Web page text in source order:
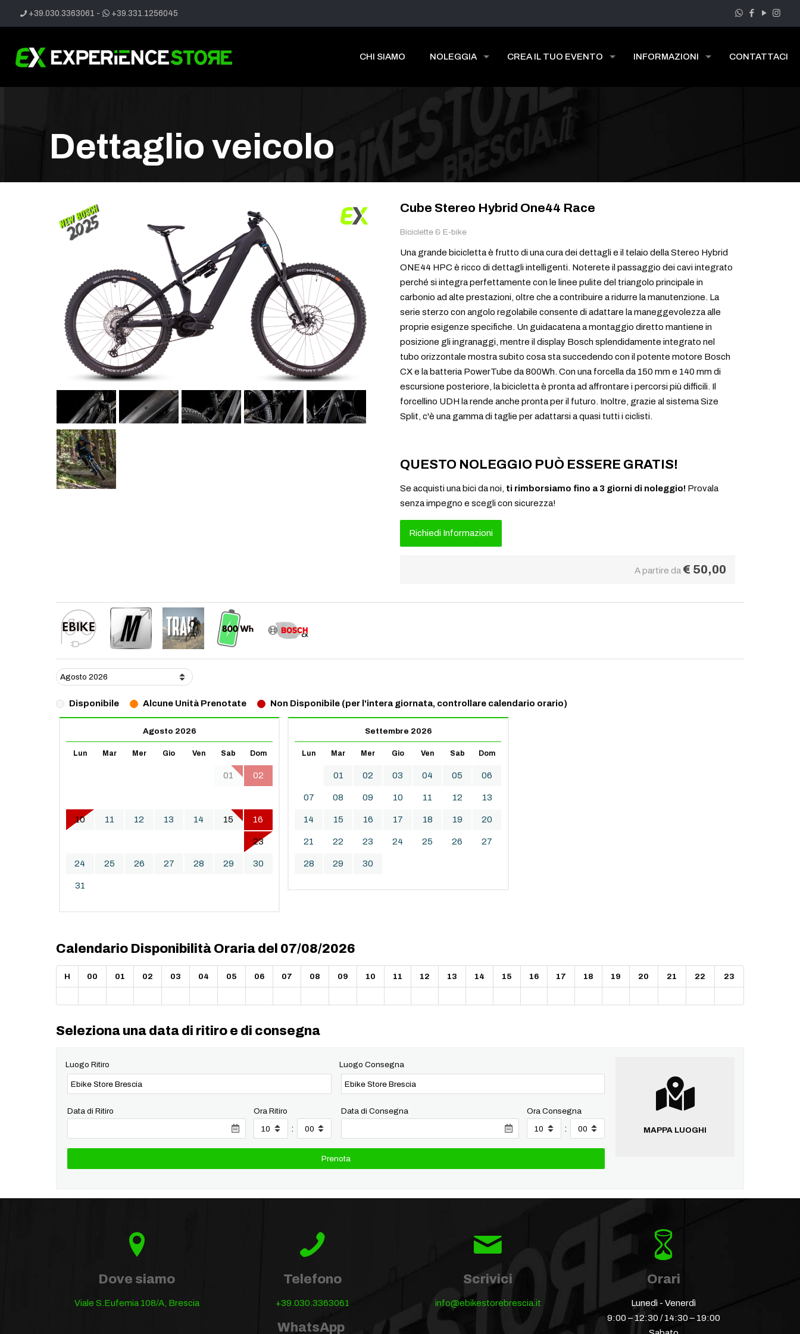
+39.030.3363061 - +39.331.1256045
CHI SIAMO NOLEGGIA CREA IL TUO EVENTO INFORMAZIONI CONTATTACI
Dettaglio veicolo
Cube Stereo Hybrid One44 Race
Biciclette & E-bike
Una grande bicicletta è frutto di una cura dei dettagli e il telaio della Stereo Hybrid
ONE44 HPC è ricco di dettagli intelligenti. Noterete il passaggio dei cavi integrato
perché si integra perfettamente con le linee pulite del triangolo principale in
carbonio ad alte prestazioni, oltre che a contribuire a ridurre la manutenzione. La
serie sterzo con angolo regolabile consente di adattare la maneggevolezza alle
proprie esigenze specifiche. Un guidacatena a montaggio diretto mantiene in
posizione gli ingranaggi, mentre il display Bosch splendidamente integrato nel
tubo orizzontale mostra subito cosa sta succedendo con il potente motore Bosch
CX e la batteria PowerTube da 800Wh. Con una forcella da 150 mm e 140 mm di
escursione posteriore, la bicicletta è pronta ad affrontare i percorsi più difficili. Il
forcellino UDH la rende anche pronta per il futuro. Inoltre, grazie al sistema Size
Split, c'è una gamma di taglie per adattarsi a quasi tutti i ciclisti.
QUESTO NOLEGGIO PUÒ ESSERE GRATIS!
Se acquisti una bici da noi, ti rimborsiamo fino a 3 giorni di noleggio! Provala
senza impegno e scegli con sicurezza!
Richiedi Informazioni
A partire da € 50,00
Disponibile Alcune Unità Prenotate Non Disponibile (per l'intera giornata, controllare calendario orario)
Agosto 2026
Lun Mar Mer Gio Ven Sab Dom
01 02
10 11 12 13 14 15 16
23
24 25 26 27 28 29 30
31
Settembre 2026
Lun Mar Mer Gio Ven Sab Dom
01 02 03 04 05 06
07 08 09 10 11 12 13
14 15 16 17 18 19 20
21 22 23 24 25 26 27
28 29 30
Calendario Disponibilità Oraria del 07/08/2026
H 00 01 02 03 04 05 06 07 08 09 10 11 12 13 14 15 16 17 18 19 20 21 22 23
Seleziona una data di ritiro e di consegna
Luogo Ritiro Luogo Consegna
Data di Ritiro Ora Ritiro
:
Data di Consegna Ora Consegna
: MAPPA LUOGHI
Dove siamo
Viale S.Eufemia 108/A, Brescia
Telefono
+39.030.3363061
WhatsApp
Scrivici
info@ebikestorebrescia.it
Orari
Lunedì - Venerdì
9:00 – 12:30 / 14:30 – 19:00